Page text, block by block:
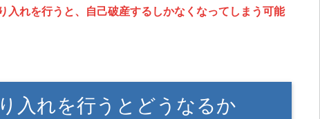
入れを行うと、自己破産するしかなくなってしまう可能
入れを行うとどうなるか